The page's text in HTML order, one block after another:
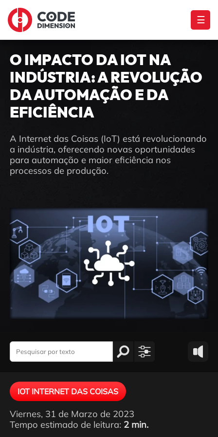
☰
O IMPACTO DA IOT NA
INDÚSTRIA: A REVOLUÇÃO
DA AUTOMAÇÃO E DA
EFICIÊNCIA
A Internet das Coisas (IoT) está revolucionando
a indústria, oferecendo novas oportunidades
para automação e maior eficiência nos
processos de produção.
IOT INTERNET DAS COISAS
Viernes, 31 de Marzo de 2023
Tempo estimado de leitura: 2 min.